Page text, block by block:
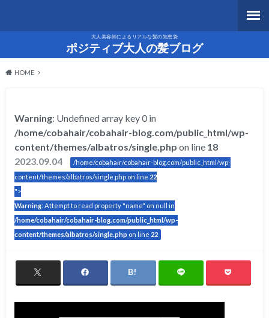
大人美容師によるリアルな髪の知恵袋
ポジティブ大人の髪ブログ
HOME
Warning: Undefined array key 0 in
/home/cobahair/cobahair-blog.com/public_html/wp-
content/themes/albatros/single.php on line 18
2023.09.04
/home/cobahair/cobahair-blog.com/public_html/wp-
content/themes/albatros/single.php on line 22
">
Warning: Attempt to read property "name" on null in
/home/cobahair/cobahair-blog.com/public_html/wp-
content/themes/albatros/single.php on line 22